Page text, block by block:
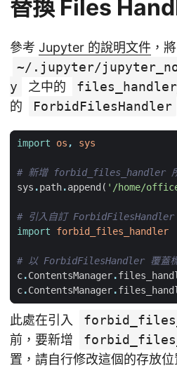
替換 Files
參考 Jupyter 的說明文件 ，將
~/.jupyter/
y
之中的
的
ForbidFilesHandler
import os , sys
# 新增 forbid_files_handler
sys .path.append ( '/home/
# 引入自訂 ForbidFilesHandler
import
forbid_files_handler
# 以 ForbidFilesHandler 覆蓋
c.ContentsManager.
c.ContentsManager.
此處在引入
前，要新增
置，請自行修改這個的存放位